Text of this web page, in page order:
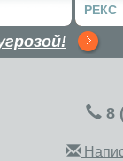
РЕКС
8